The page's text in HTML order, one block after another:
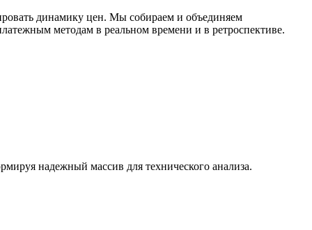
динамику цен. Мы собираем и объединяем
методам в реальном времени и в ретроспективе.
надежный массив для технического анализа.